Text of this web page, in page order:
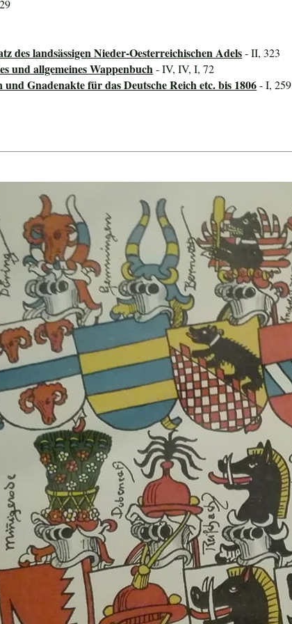
des landsässigen Nieder-Oesterreichischen Adels- II, 323
und allgemeines Wappenbuch- IV, IV, I, 72
und Gnadenakte für das Deutsche Reich etc. bis 1806- I, 259